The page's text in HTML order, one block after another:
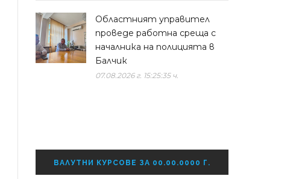
Областният управител
проведе работна среща с
началника на полицията в
Балчик
07.08.2026 г. 15:25:35 ч.
ВАЛУТНИ КУРСОВЕ ЗА 00.00.0000 Г.